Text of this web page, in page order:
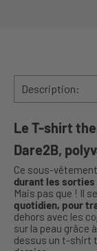
Description:
Le T-shirt
Dare2B,
Ce sous-
durant les sorties
Mais pas que ! Il
quotidien, pour
dehors avec les
sur la peau grâce
dessus un t-shirt